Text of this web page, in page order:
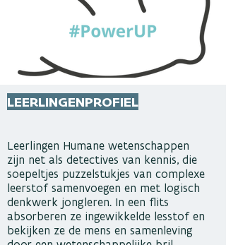
LEERLINGENPROFIEL
Leerlingen Humane wetenschappen
zijn net als detectives van kennis, die
soepeltjes puzzelstukjes van complexe
leerstof samenvoegen en met logisch
denkwerk jongleren. In een flits
absorberen ze ingewikkelde lesstof en
bekijken ze de mens en samenleving